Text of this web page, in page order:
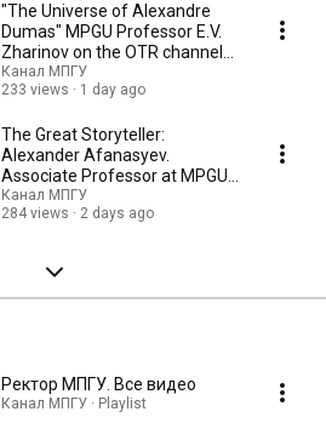
"The Universe of Alexandre
Dumas" MPGU Professor E.V.
Zharinov on the OTR channel
"Calendar"
Канал МПГУ
233 views
1 day ago
The Great Storyteller:
Alexander Afanasyev.
Associate Professor at MPGU
E.M. Zhabina on OTR's "Ca...
Канал МПГУ
284 views
2 days ago
Ректор МПГУ. Все видео
Канал МПГУ · Playlist